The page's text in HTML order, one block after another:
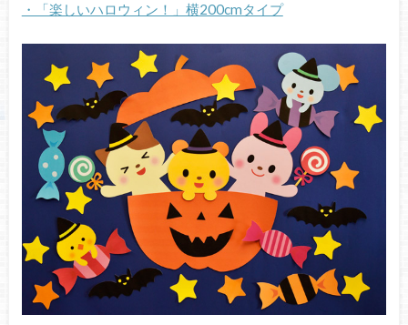
・「楽しいハロウィン！」横200cmタイプ